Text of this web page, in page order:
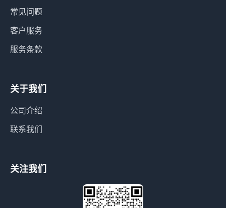
常见问题
客户服务
服务条款
关于我们
公司介绍
联系我们
关注我们